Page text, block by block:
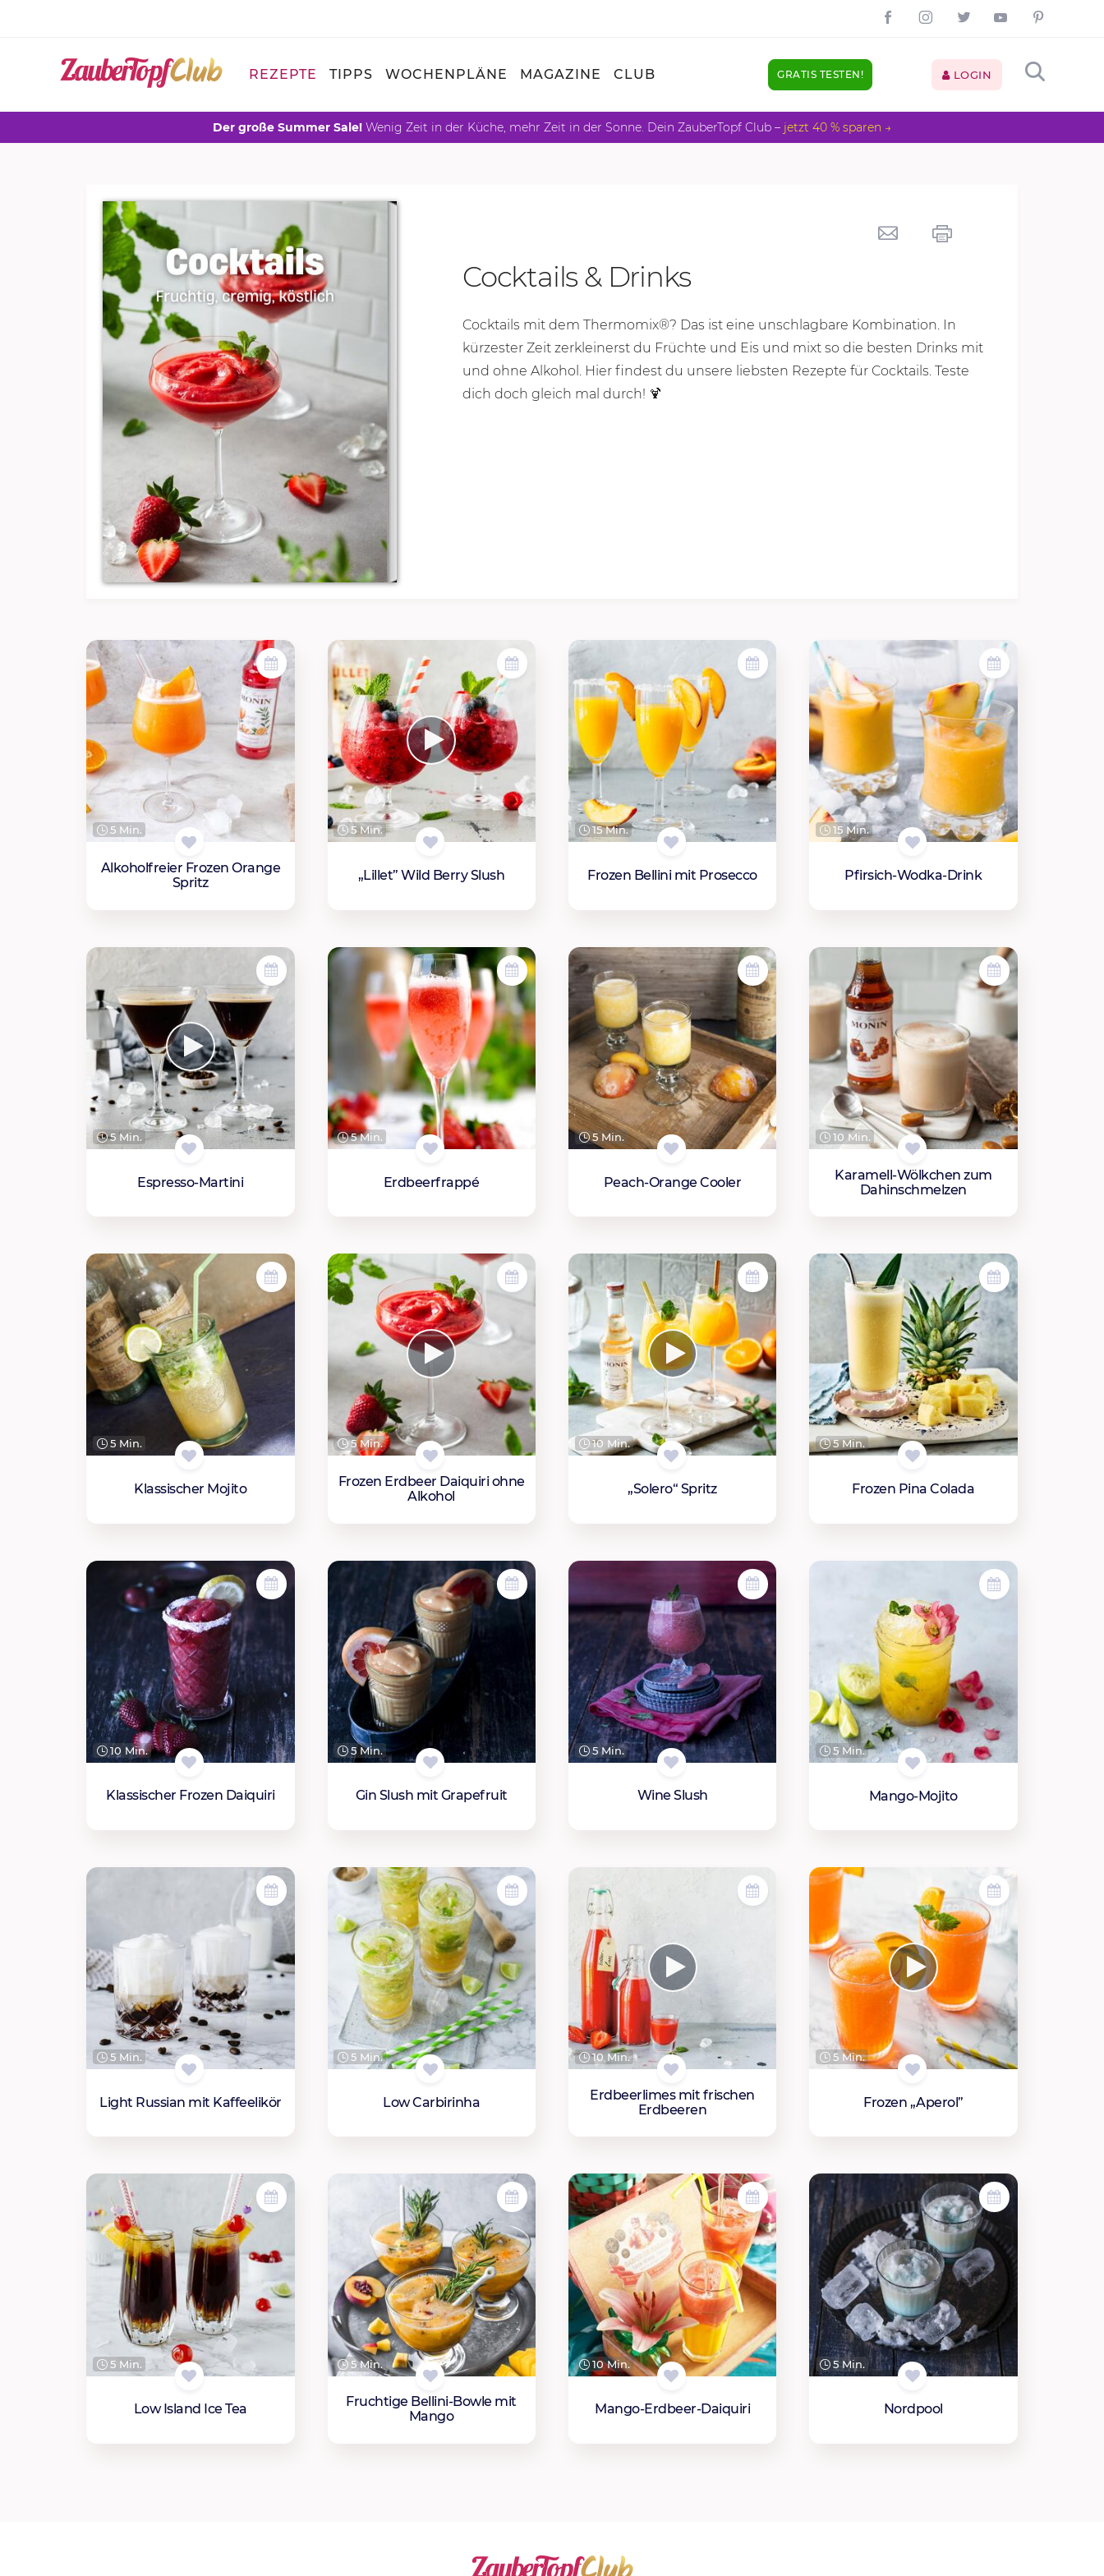
REZEPTE TIPPS WOCHENPLÄNE MAGAZINE CLUB GRATIS TESTEN! LOGIN
Der große Summer Sale! Wenig Zeit in der Küche, mehr Zeit in der Sonne. Dein ZauberTopf Club – jetzt 40 % sparen →
Cocktails & Drinks
Cocktails mit dem Thermomix®? Das ist eine unschlagbare Kombination. In
kürzester Zeit zerkleinerst du Früchte und Eis und mixt so die besten Drinks mit
und ohne Alkohol. Hier findest du unsere liebsten Rezepte für Cocktails. Teste
dich doch gleich mal durch! 🍹
5 Min.
Alkoholfreier Frozen Orange
Spritz
5 Min.
„Lillet” Wild Berry Slush
15 Min.
Frozen Bellini mit Prosecco
15 Min.
Pfirsich-Wodka-Drink
5 Min.
Espresso-Martini
5 Min.
Erdbeerfrappé
5 Min.
Peach-Orange Cooler
10 Min.
Karamell-Wölkchen zum
Dahinschmelzen
5 Min.
Klassischer Mojito
5 Min.
Frozen Erdbeer Daiquiri ohne
Alkohol
10 Min.
„Solero“ Spritz
5 Min.
Frozen Pina Colada
10 Min.
Klassischer Frozen Daiquiri
5 Min.
Gin Slush mit Grapefruit
5 Min.
Wine Slush
5 Min.
Mango-Mojito
5 Min.
Light Russian mit Kaffeelikör
5 Min.
Low Carbirinha
10 Min.
Erdbeerlimes mit frischen
Erdbeeren
5 Min.
Frozen „Aperol”
5 Min.
Low Island Ice Tea
5 Min.
Fruchtige Bellini-Bowle mit
Mango
10 Min.
Mango-Erdbeer-Daiquiri
5 Min.
Nordpool